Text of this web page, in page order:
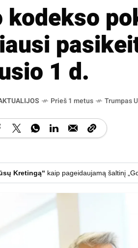
kodekso
1 d.
Prieš 1 metus Trumpas
Kretingą“ kaip pageidaujamą šaltinį